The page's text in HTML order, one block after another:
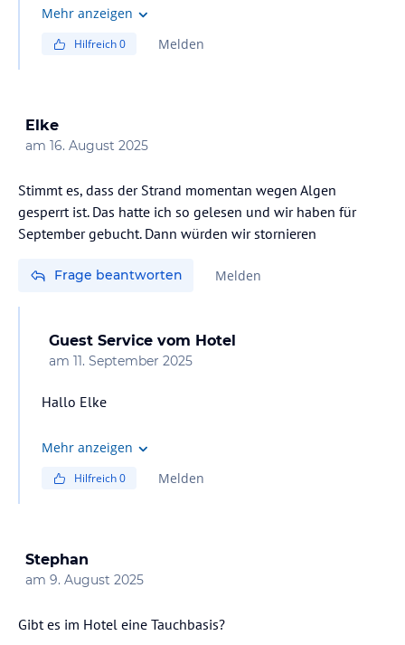
Der Großteil unserer Getränke ist im gesamten Club
mit anderen Getränken, welche für einen kleinen
An der Strandbar gilt das gleiche, der Großteil ist
inkludiert.
Liebe Grüße
Dein Aldiana Club Andalusien
Mehr anzeigen
Hilfreich0 Melden
Elke
am 16. August 2025
Stimmt es, dass der Strand momentan wegen Algen
gesperrt ist. Das hatte ich so gelesen und wir haben für
September gebucht. Dann würden wir stornieren
Frage beantworten Melden
Guest Service vom Hotel
am 11. September 2025
Hallo Elke
Nein der Strand ist nicht aufgrund von Algen gesperrt.
gehisst wird und so das Betreten des Meeres als sehr
Liebe Grüße aus Andalusien
Mehr anzeigen
Hilfreich0 Melden
Stephan
am 9. August 2025
Gibt es im Hotel eine Tauchbasis?